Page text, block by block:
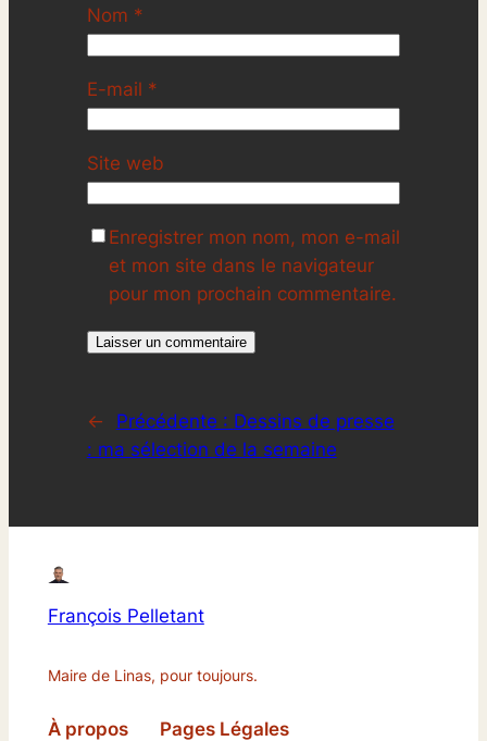
Nom *
E-mail *
Site web
Enregistrer mon nom, mon e-mail
et mon site dans le navigateur
pour mon prochain commentaire.
← Précédente : Dessins de presse
: ma sélection de la semaine
François Pelletant
Maire de Linas, pour toujours.
À propos Pages Légales